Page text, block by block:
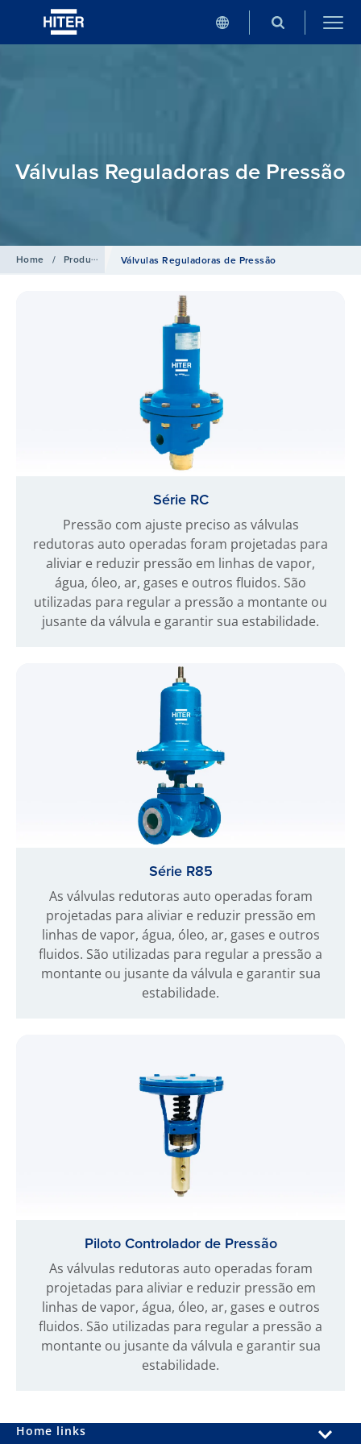
Válvulas Reguladoras de Pressão
Home / Produtos Válvulas Reguladoras de Pressão
Série RC
Pressão com ajuste preciso as válvulas
redutoras auto operadas foram projetadas para
aliviar e reduzir pressão em linhas de vapor,
água, óleo, ar, gases e outros fluidos. São
utilizadas para regular a pressão a montante ou
jusante da válvula e garantir sua estabilidade.
Série R85
As válvulas redutoras auto operadas foram
projetadas para aliviar e reduzir pressão em
linhas de vapor, água, óleo, ar, gases e outros
fluidos. São utilizadas para regular a pressão a
montante ou jusante da válvula e garantir sua
estabilidade.
Piloto Controlador de Pressão
As válvulas redutoras auto operadas foram
projetadas para aliviar e reduzir pressão em
linhas de vapor, água, óleo, ar, gases e outros
fluidos. São utilizadas para regular a pressão a
montante ou jusante da válvula e garantir sua
estabilidade.
Home links